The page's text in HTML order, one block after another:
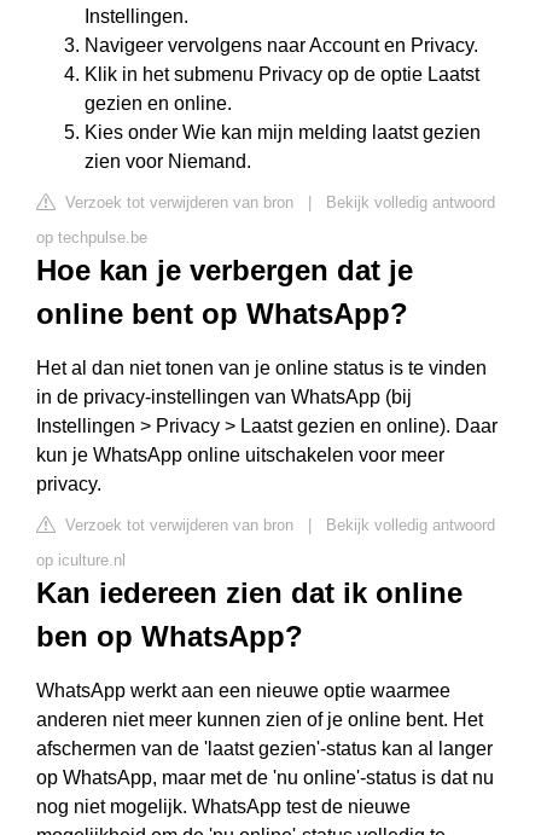
Instellingen.
Navigeer vervolgens naar Account en Privacy.
Klik in het submenu Privacy op de optie Laatst
gezien en online.
Kies onder Wie kan mijn melding laatst gezien
zien voor Niemand.
Verzoek tot verwijderen van bron
Bekijk volledig antwoord
op techpulse.be
Hoe kan je verbergen dat je
online bent op WhatsApp?
Het al dan niet tonen van je online status is te vinden
in de privacy-instellingen van WhatsApp (bij
Instellingen > Privacy > Laatst gezien en online). Daar
kun je WhatsApp online uitschakelen voor meer
privacy.
Verzoek tot verwijderen van bron
Bekijk volledig antwoord
op iculture.nl
Kan iedereen zien dat ik online
ben op WhatsApp?
WhatsApp werkt aan een nieuwe optie waarmee
anderen niet meer kunnen zien of je online bent. Het
afschermen van de 'laatst gezien'-status kan al langer
op WhatsApp, maar met de 'nu online'-status is dat nu
nog niet mogelijk. WhatsApp test de nieuwe